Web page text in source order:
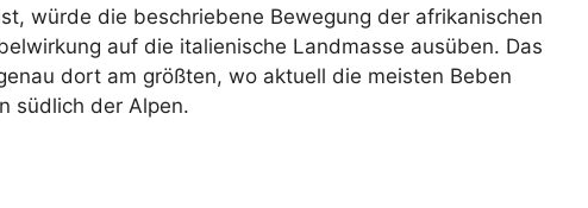
würde die beschriebene Bewegung der afrikanischen
auf die italienische Landmasse ausüben. Das
dort am größten, wo aktuell die meisten Beben
südlich der Alpen.